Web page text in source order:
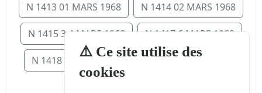
N 1413 01 MARS 1968 N 1414 02 MARS 1968
N 1415 3 4 MARS 1968 N 1417 6 MARS 1968
N 1418 7 MARS 1968 N 1419 8 MARS 1968
⚠️ Ce site utilise des
cookies